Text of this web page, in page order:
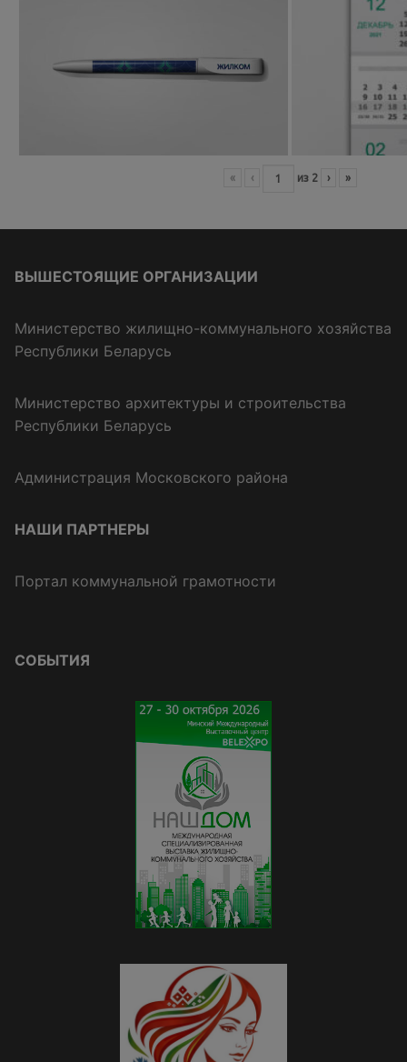
« ‹ из 2 › »
ВЫШЕСТОЯЩИЕ ОРГАНИЗАЦИИ
Министерство жилищно-коммунального хозяйства
Республики Беларусь
Министерство архитектуры и строительства
Республики Беларусь
Администрация Московского района
НАШИ ПАРТНЕРЫ
Портал коммунальной грамотности
СОБЫТИЯ